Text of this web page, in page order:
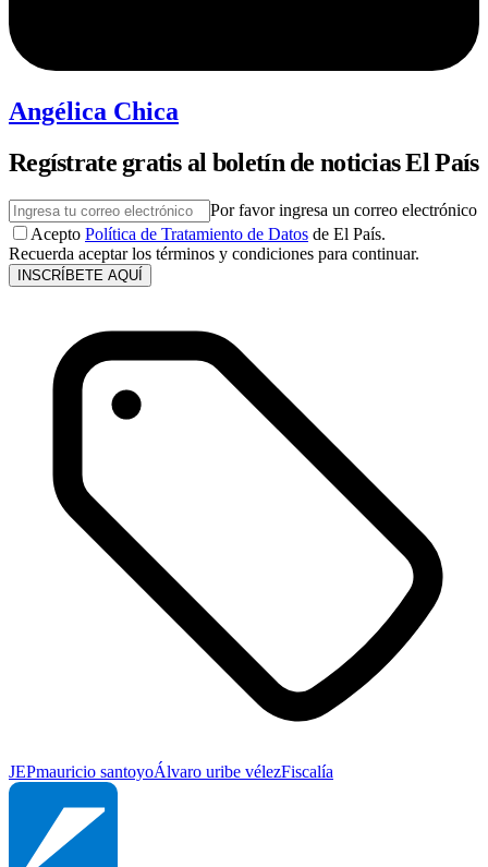
Angélica Chica
Regístrate gratis al boletín de noticias El País
Por favor ingresa un correo electrónico
Acepto Política de Tratamiento de Datos de El País.
Recuerda aceptar los términos y condiciones para continuar.
INSCRÍBETE AQUÍ
JEPmauricio santoyoÁlvaro uribe vélezFiscalía